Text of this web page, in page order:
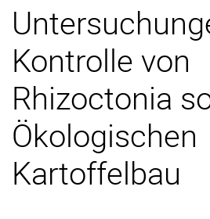
Forschungsschwerpunkte
Kontrolle von
Rhizoctonia
Ökologi­schen
Kartoffelbau